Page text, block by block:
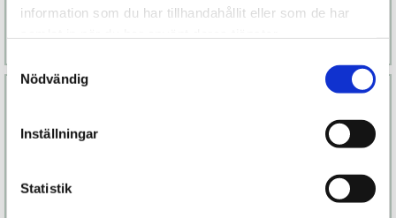
information som du har tillhandahållit eller som de har
Samtyckesval
Nödvändig
Inställningar
Statistik
Köp
Läs mer Köp
Läs mer